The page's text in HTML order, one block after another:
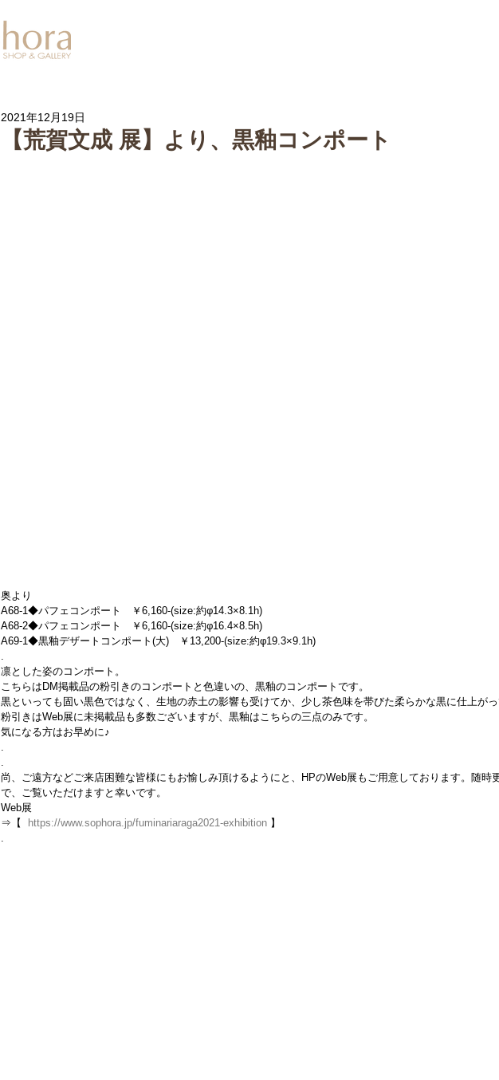
【荒賀文成 展】より、黒釉コンポート
2021年12月19日
奥より
A68-1◆パフェコンポート　￥6,160-(size:約φ14.3×8.1h)
A68-2◆パフェコンポート　￥6,160-(size:約φ16.4×8.5h)
A69-1◆黒釉デザートコンポート(大)　￥13,200-(size:約φ19.3×9.1h)
.
凛とした姿のコンポート。
こちらはDM掲載品の粉引きのコンポートと色違いの、黒釉のコンポートです。
黒といっても固い黒色ではなく、生地の赤土の影響も受けてか、少し茶色味を帯びた柔らかな黒に仕上がっ
粉引きはWeb展に未掲載品も多数ございますが、黒釉はこちらの三点のみです。
気になる方はお早めに♪
.
.
尚、ご遠方などご来店困難な皆様にもお愉しみ頂けるようにと、HPのWeb展もご用意しております。随時
で、ご覧いただけますと幸いです。
Web展
⇒【
https://www.sophora.jp/fuminariaraga2021-exhibition 】
.